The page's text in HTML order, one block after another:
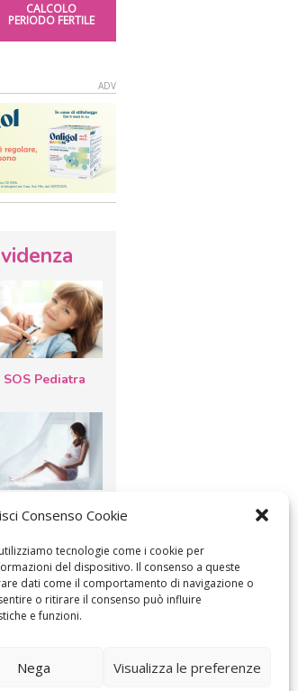
Consenso Cookie
tecnologie come i cookie per
del dispositivo. Il consenso a queste
dati come il comportamento di navigazione o
o ritirare il consenso può influire
e funzioni.
Nega Visualizza le preferenze
CALCOLO
PERIODO FERTILE
SOS Pediatra
settimane di
gravidanza